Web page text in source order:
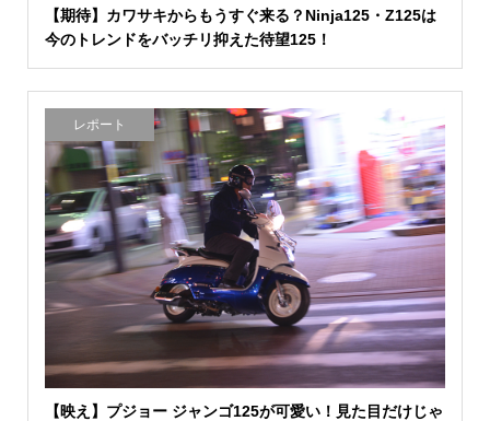
【期待】カワサキからもうすぐ来る？Ninja125・Z125は
今のトレンドをバッチリ抑えた待望125！
レポート
【映え】プジョー ジャンゴ125が可愛い！見た目だけじゃ